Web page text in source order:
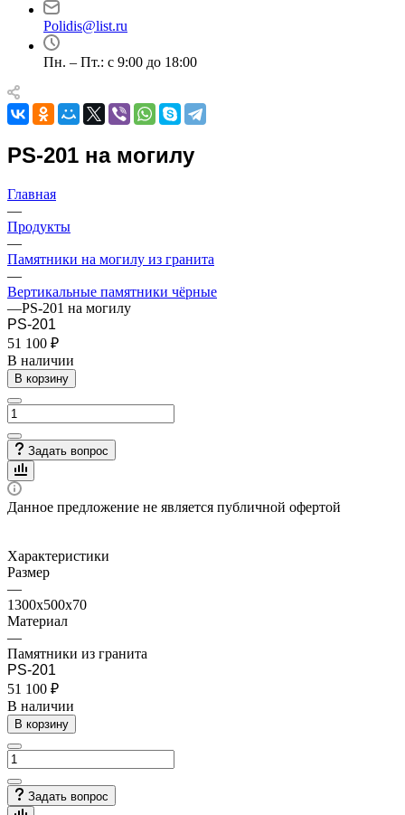
Polidis@list.ru
Пн. – Пт.: с 9:00 до 18:00
PS-201 на могилу
Главная
—
Продукты
—
Памятники на могилу из гранита
—
Вертикальные памятники чёрные
—PS-201 на могилу
PS-201
51 100 ₽
В наличии
В корзину
Задать вопрос
Данное предложение не является публичной офертой
Характеристики
Размер
—
1300x500x70
Материал
—
Памятники из гранита
PS-201
51 100 ₽
В наличии
В корзину
Задать вопрос